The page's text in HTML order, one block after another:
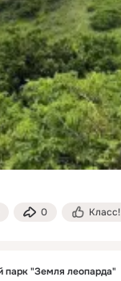
0 Класс!
парк "Земля леопарда"